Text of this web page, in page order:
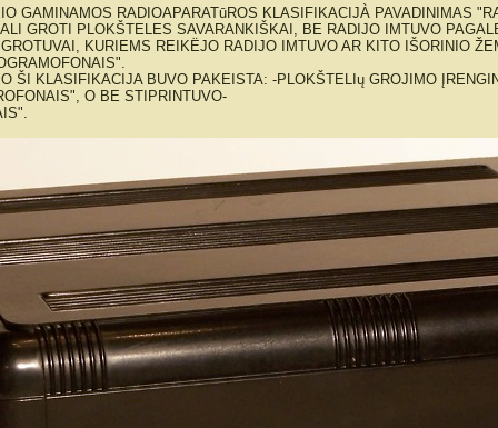
GAMINAMOS RADIOAPARATūROS KLASIFIKACIJÀ PAVADINIMAS
GROTI PLOKŠTELES SAVARANKIŠKAI, BE RADIJO IMTUVO
KURIEMS REIKËJO RADIJO IMTUVO AR KITO IŠORINIO
ŠI KLASIFIKACIJA BUVO PAKEISTA: -PLOKŠTELIų GROJIMO
O BE STIPRINTUVO-